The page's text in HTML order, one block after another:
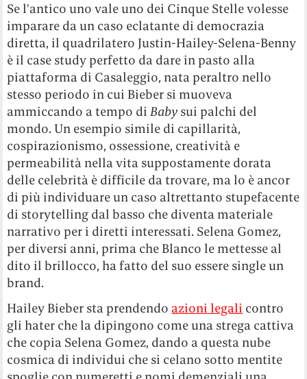
Se l’antico uno vale uno dei Cinque Stelle volesse
imparare da un caso eclatante di democrazia
diretta, il quadrilatero Justin-Hailey-Selena-Benny
è il case study perfetto da dare in pasto alla
piattaforma di Casaleggio, nata peraltro nello
stesso periodo in cui Bieber si muoveva
ammiccando a tempo diBaby sui palchi del
mondo. Un esempio simile di capillarità,
cospirazionismo, ossessione, creatività e
permeabilità nella vita suppostamente dorata
delle celebrità è difficile da trovare, ma lo è ancor
di più individuare un caso altrettanto stupefacente
di storytelling dal basso che diventa materiale
narrativo per i diretti interessati. Selena Gomez,
per diversi anni, prima che Blanco le mettesse al
dito il brillocco, ha fatto del suo essere single un
brand.
Hailey Bieber sta prendendo azioni legali contro
gli hater che la dipingono come una strega cattiva
che copia Selena Gomez, dando a questa nube
cosmica di individui che si celano sotto mentite